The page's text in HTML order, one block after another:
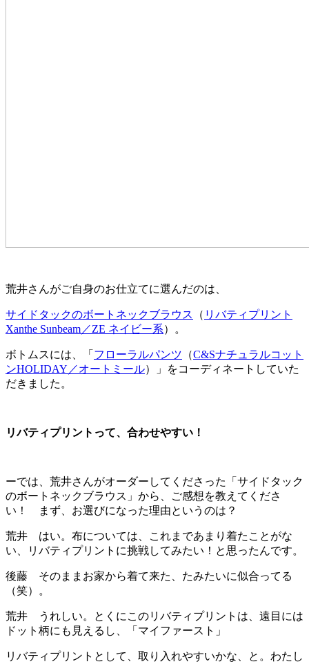
荒井さんがご自身のお仕立てに選んだのは、
サイドタックのボートネックブラウス （ リバティプリント
Xanthe Sunbeam／ZE ネイビー系）。
ボトムスには、「 フローラルパンツ （C&Sナチュラルコット
ンHOLIDAY／オートミール）」をコーディネートしていた
だきました。
リバティプリントって、合わせやすい！
ーでは、荒井さんがオーダーしてくださった「サイドタック
のボートネックブラウス」から、ご感想を教えてくださ
い！ まず、お選びになった理由というのは？
荒井 はい。布については、これまであまり着たことがな
い、リバティプリントに挑戦してみたい！と思ったんです。
後藤 そのままお家から着て来た、たみたいに似合ってる
（笑）。
荒井 うれしい。とくにこのリバティプリントは、遠目には
ドット柄にも見えるし、「マイファースト」
リバティプリントとして、取り入れやすいかな、と。わたし